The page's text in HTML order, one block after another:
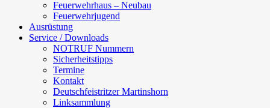
Feuerwehrhaus – Neubau
Feuerwehrjugend
Ausrüstung
Service / Downloads
NOTRUF Nummern
Sicherheitstipps
Termine
Kontakt
Deutschfeistritzer Martinshorn
Linksammlung